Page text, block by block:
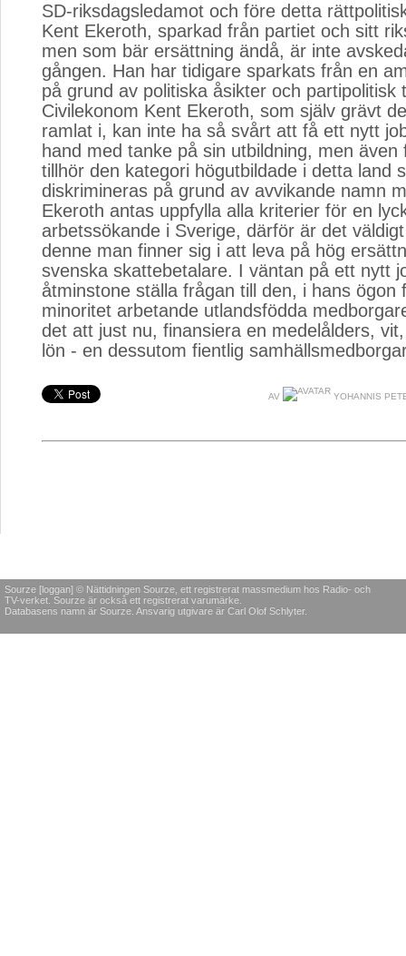
SD-riksdagsledamot och före detta
Kent Ekeroth, sparkad från partiet och sitt
men som bär ersättning ändå, är inte
gången. Han har tidigare sparkats från en
på grund av politiska åsikter och partipolitisk
Civilekonom Kent Ekeroth, som själv grävt
ramlat i, kan inte ha så svårt att få ett nytt
hand med tanke på sin utbildning, men
tillhör den kategori högutbildade i detta land
diskrimineras på grund av avvikande namn
Ekeroth antas uppfylla alla kriterier för en
arbetssökande i Sverige, därför är det
denne man finner sig i att leva på hög
svenska skattebetalare. I väntan på ett nytt
åtminstone ställa frågan till den, i hans ögon
minoritet arbetande utlandsfödda
det att just nu, finansiera en medelålders,
lön - en dessutom fientlig
AV YOHANNIS
Sourze [loggan] © Nättidningen Sourze, ett registrerat massmedium hos Radio- och
TV-verket. Sourze är också ett registrerat varumärke.
Databasens namn är Sourze. Ansvarig utgivare är Carl Olof Schlyter.